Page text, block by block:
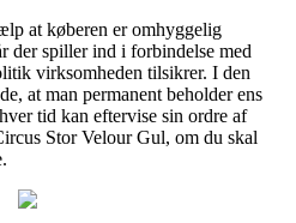
at køberen er omhyggelig
der spiller ind i forbindelse med
virksomheden tilsikrer. I den
at man permanent beholder ens
tid kan eftervise sin ordre af
Stor Velour Gul, om du skal